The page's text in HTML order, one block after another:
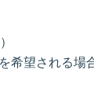
希望される場